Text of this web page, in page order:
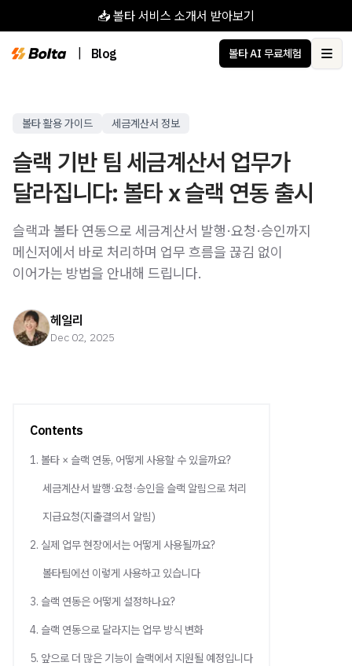
📥 볼타 서비스 소개서 받아보기
Blog 볼타 AI 무료체험
볼타 활용 가이드 세금계산서 정보
슬랙 기반 팀 세금계산서 업무가
달라집니다: 볼타 x 슬랙 연동 출시
슬랙과 볼타 연동으로 세금계산서 발행·요청·승인까지
메신저에서 바로 처리하며 업무 흐름을 끊김 없이
이어가는 방법을 안내해 드립니다.
헤일리
Dec 02, 2025
Contents
1. 볼타 × 슬랙 연동, 어떻게 사용할 수 있을까요?
세금계산서 발행·요청·승인을 슬랙 알림으로 처리
지급요청(지출결의서 알림)
2. 실제 업무 현장에서는 어떻게 사용될까요?
볼타팀에선 이렇게 사용하고 있습니다
3. 슬랙 연동은 어떻게 설정하나요?
4. 슬랙 연동으로 달라지는 업무 방식 변화
5. 앞으로 더 많은 기능이 슬랙에서 지원될 예정입니다